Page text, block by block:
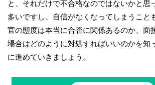
と、それだけで不合格なのではないかと思
多いですし、自信がなくなってしまうこと
官の態度は本当に合否に関係あるのか、面
場合はどのように対処すればいいのかを知
に進めていきましょう。